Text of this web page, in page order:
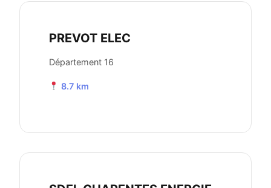
PREVOT ELEC
Département 16
8.7 km